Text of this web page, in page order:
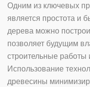
Одним из ключевых
является простота и
дерева можно
позволяет будущим
строительные работы
Использование
древесины